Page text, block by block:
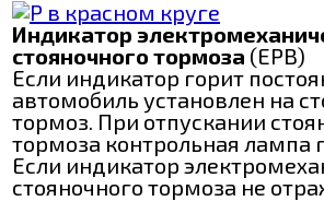
Индикатор
стояночного тормоза (ЕРВ)
Если индикатор горит
автомобиль установлен на
тормоз. При отпускании
тормоза контрольная лампа
Если индикатор
стояночного тормоза не